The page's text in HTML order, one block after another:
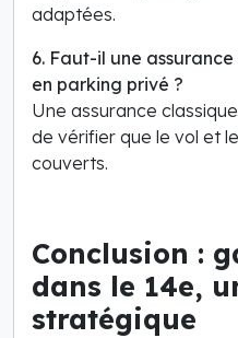
adaptées.
6. Faut-il une
en parking privé ?
Une assurance
de vérifier que le vol et
couverts.
Conclusion :
dans le 14e,
stratégique